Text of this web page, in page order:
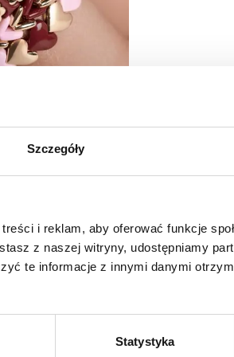
Szczegóły
i reklam, aby oferować funkcje
z naszej witryny, udostępniamy
te informacje z innymi danymi
Statystyka
dopracowane
Świetnie
białej koszuli,
W